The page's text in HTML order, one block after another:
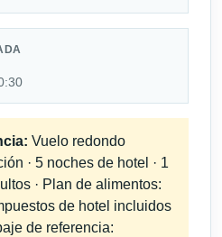
Vuelo redondo
· 5 noches de hotel · 1
· Plan de alimentos:
de hotel incluidos
de referencia: